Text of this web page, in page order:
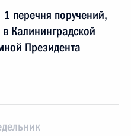
перечня поручений,
Калининградской
Президента